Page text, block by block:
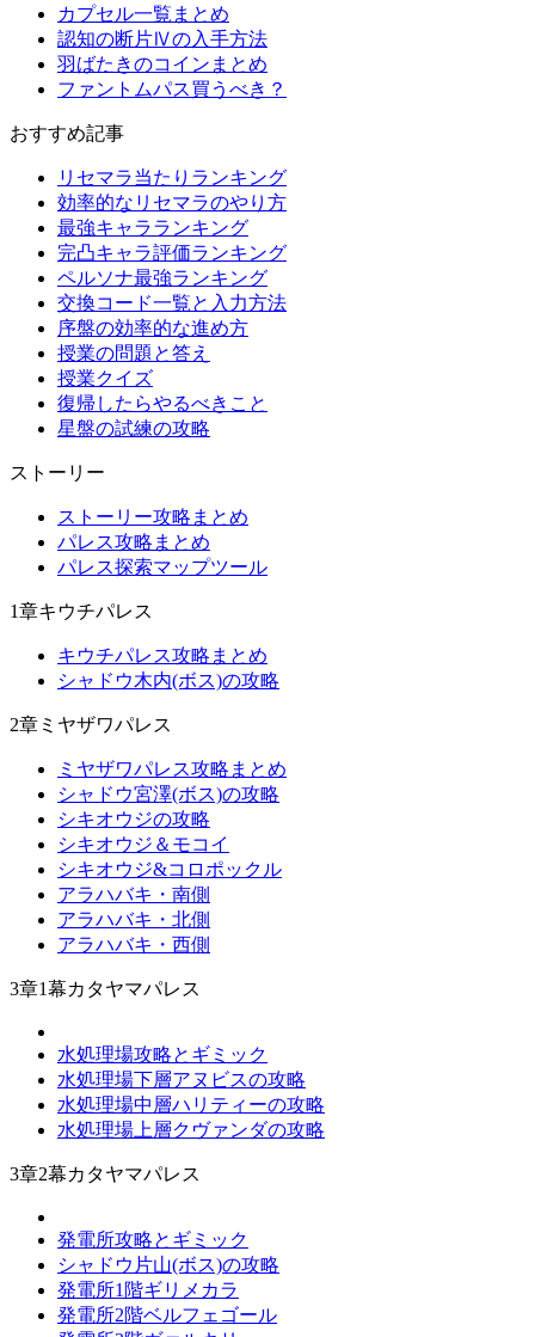
カプセル一覧まとめ
認知の断片Ⅳの入手方法
羽ばたきのコインまとめ
ファントムパス買うべき？
おすすめ記事
リセマラ当たりランキング
効率的なリセマラのやり方
最強キャラランキング
完凸キャラ評価ランキング
ペルソナ最強ランキング
交換コード一覧と入力方法
序盤の効率的な進め方
授業の問題と答え
授業クイズ
復帰したらやるべきこと
星盤の試練の攻略
ストーリー
ストーリー攻略まとめ
パレス攻略まとめ
パレス探索マップツール
1章キウチパレス
キウチパレス攻略まとめ
シャドウ木内(ボス)の攻略
2章ミヤザワパレス
ミヤザワパレス攻略まとめ
シャドウ宮澤(ボス)の攻略
シキオウジの攻略
シキオウジ＆モコイ
シキオウジ&コロポックル
アラハバキ・南側
アラハバキ・北側
アラハバキ・西側
3章1幕カタヤマパレス
水処理場攻略とギミック
水処理場下層アヌビスの攻略
水処理場中層ハリティーの攻略
水処理場上層クヴァンダの攻略
3章2幕カタヤマパレス
発電所攻略とギミック
シャドウ片山(ボス)の攻略
発電所1階ギリメカラ
発電所2階ベルフェゴール